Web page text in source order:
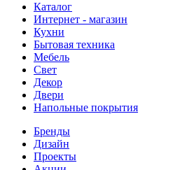
Каталог
Интернет - магазин
Кухни
Бытовая техника
Мебель
Свет
Декор
Двери
Напольные покрытия
Бренды
Дизайн
Проекты